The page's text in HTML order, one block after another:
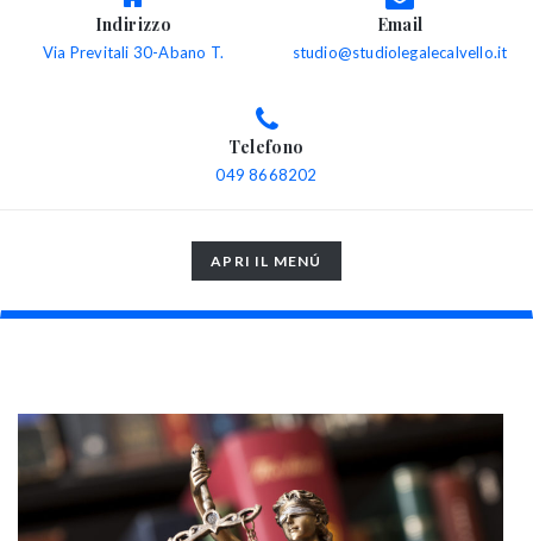
Indirizzo
Via Previtali 30-Abano T.
Email
studio@studiolegalecalvello.it
Telefono
049 8668202
TOGGLE
NAVIGATION
APRI IL MENÚ